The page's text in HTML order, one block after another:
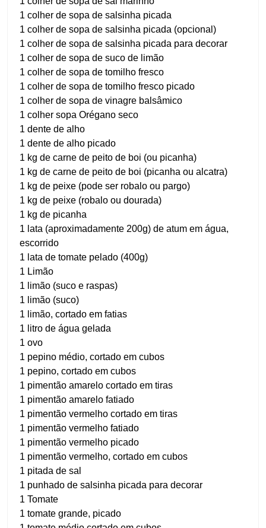
1 colher de sopa de salsinha picada
1 colher de sopa de salsinha picada (opcional)
1 colher de sopa de salsinha picada para decorar
1 colher de sopa de suco de limão
1 colher de sopa de tomilho fresco
1 colher de sopa de tomilho fresco picado
1 colher de sopa de vinagre balsâmico
1 colher sopa Orégano seco
1 dente de alho
1 dente de alho picado
1 kg de carne de peito de boi (ou picanha)
1 kg de carne de peito de boi (picanha ou alcatra)
1 kg de peixe (pode ser robalo ou pargo)
1 kg de peixe (robalo ou dourada)
1 kg de picanha
1 lata (aproximadamente 200g) de atum em água,
escorrido
1 lata de tomate pelado (400g)
1 Limão
1 limão (suco e raspas)
1 limão (suco)
1 limão, cortado em fatias
1 litro de água gelada
1 ovo
1 pepino médio, cortado em cubos
1 pepino, cortado em cubos
1 pimentão amarelo cortado em tiras
1 pimentão amarelo fatiado
1 pimentão vermelho cortado em tiras
1 pimentão vermelho fatiado
1 pimentão vermelho picado
1 pimentão vermelho, cortado em cubos
1 pitada de sal
1 punhado de salsinha picada para decorar
1 Tomate
1 tomate grande, picado